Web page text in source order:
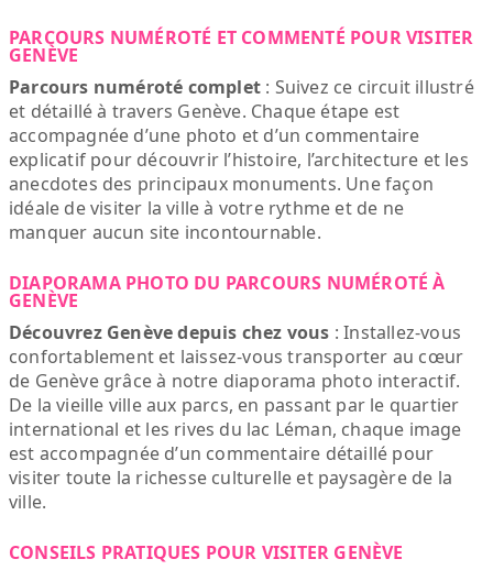
PARCOURS NUMÉROTÉ ET COMMENTÉ POUR VISITER
GENÈVE
Parcours numéroté complet : Suivez ce circuit illustré
et détaillé à travers Genève. Chaque étape est
accompagnée d’une photo et d’un commentaire
explicatif pour découvrir l’histoire, l’architecture et les
anecdotes des principaux monuments. Une façon
idéale de visiter la ville à votre rythme et de ne
manquer aucun site incontournable.
DIAPORAMA PHOTO DU PARCOURS NUMÉROTÉ À
GENÈVE
Découvrez Genève depuis chez vous : Installez-vous
confortablement et laissez-vous transporter au cœur
de Genève grâce à notre diaporama photo interactif.
De la vieille ville aux parcs, en passant par le quartier
international et les rives du lac Léman, chaque image
est accompagnée d’un commentaire détaillé pour
visiter toute la richesse culturelle et paysagère de la
ville.
CONSEILS PRATIQUES POUR VISITER GENÈVE